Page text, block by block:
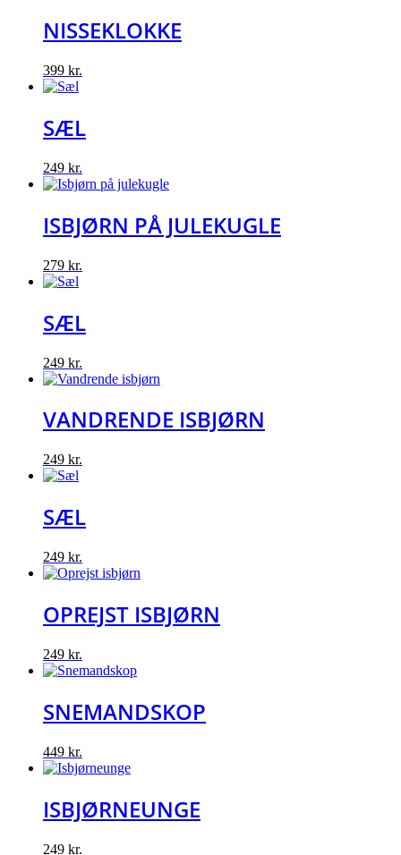
NISSEKLOKKE
399 kr.
SÆL
249 kr.
ISBJØRN PÅ JULEKUGLE
279 kr.
SÆL
249 kr.
VANDRENDE ISBJØRN
249 kr.
SÆL
249 kr.
OPREJST ISBJØRN
249 kr.
SNEMANDSKOP
449 kr.
ISBJØRNEUNGE
249 kr.